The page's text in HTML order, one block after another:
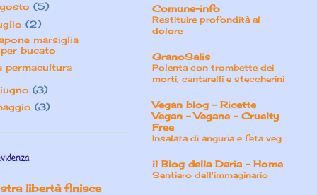
(5)
(2)
marsiglia
per bucato
permacultura
(3)
(3)
libertà finisce
Comune-info
Restituire profondità al
dolore
GranoSalis
Polenta con trombette dei
morti, cantarelli e steccherini
Vegan blog - Ricette
Vegan - Vegane - Cruelty
Free
Insalata di anguria e feta veg
il Blog della Daria - Home
Sentiero dell'immaginario